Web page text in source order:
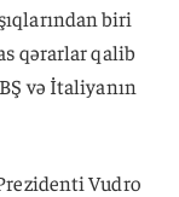
biri
qərarlar qalib
və İtaliyanın
Vudro